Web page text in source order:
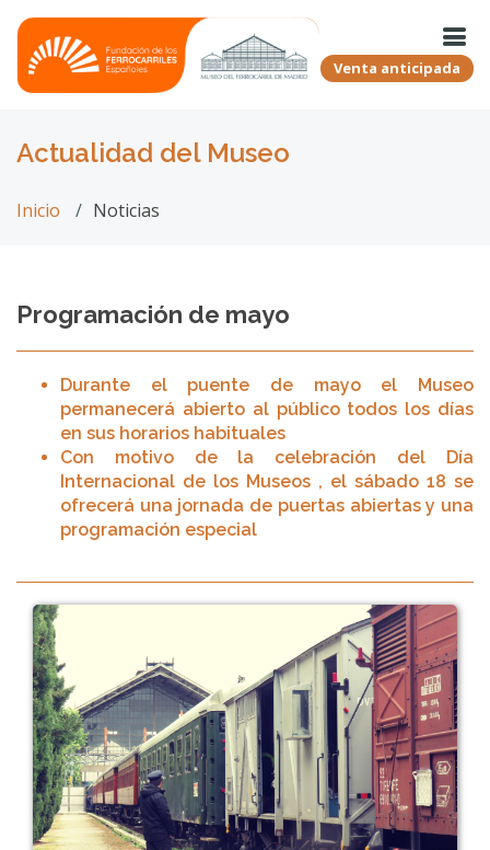
Venta anticipada
Actualidad del Museo
Inicio Noticias
Programación de mayo
Durante el puente de mayo el Museo
permanecerá abierto al público todos los días
en sus horarios habituales
Con motivo de la celebración del Día
Internacional de los Museos , el sábado 18 se
ofrecerá una jornada de puertas abiertas y una
programación especial